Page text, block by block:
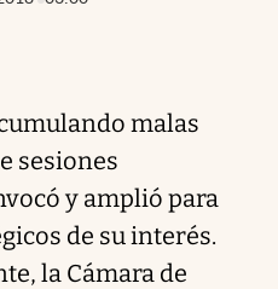
malas
sesiones
y amplió para
de su interés.
la Cámara de